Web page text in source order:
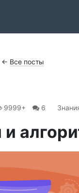
← Все посты
9999+ 6